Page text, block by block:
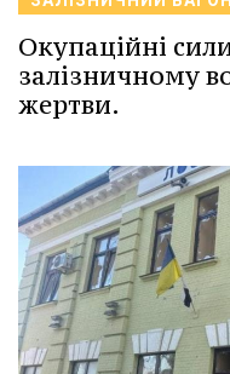
Окупаційні
залізничному
жертви.